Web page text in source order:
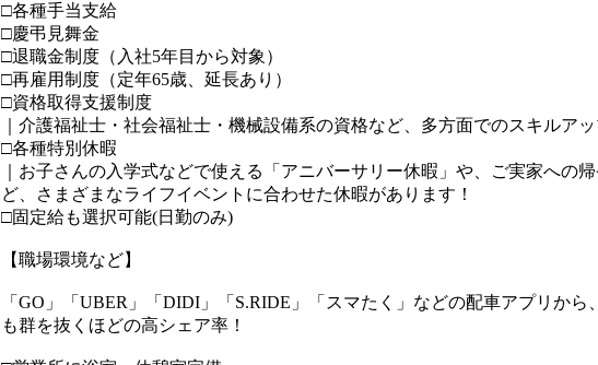
□各種手当支給
□慶弔見舞金
□退職金制度（入社5年目から対象）
□再雇用制度（定年65歳、延長あり）
□資格取得支援制度
｜介護福祉士・社会福祉士・機械設備系の資格など、多方面でのスキルアッ
□各種特別休暇
｜お子さんの入学式などで使える「アニバーサリー休暇」や、ご実家への
ど、さまざまなライフイベントに合わせた休暇があります！
□固定給も選択可能(日勤のみ)
【職場環境など】
「GO」「UBER」「DIDI」「S.RIDE」「スマたく」などの配車アプリか
も群を抜くほどの高シェア率！